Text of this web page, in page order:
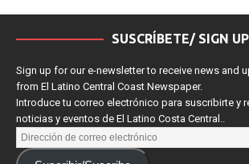
SUSCRÍBETE/ SIGN UP
Sign up for our e-newsletter to receive news and
from El Latino Central Coast Newspaper.
Introduce tu correo electrónico para suscribirte y
noticias y eventos de El Latino Costa Central..